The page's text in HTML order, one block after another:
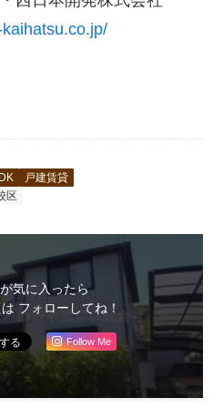
戸建賃貸
区
気に入ったら
フォローしてね！
Follow Me